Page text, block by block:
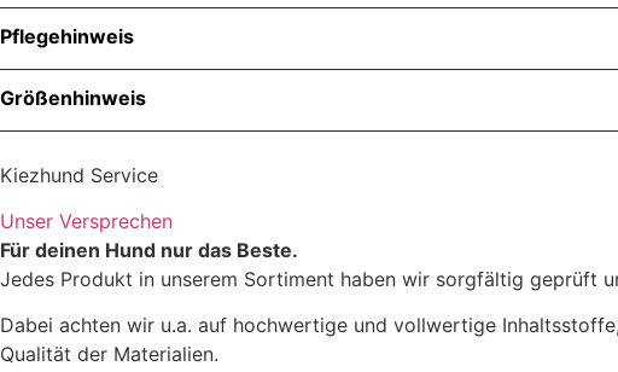
Pflegehinweis
Größenhinweis
Kiezhund Service
Unser Versprechen
Für deinen Hund nur das Beste.
Jedes Produkt in unserem Sortiment haben wir sorgfältig geprüft
Dabei achten wir u.a. auf hochwertige und vollwertige
Qualität der Materialien.